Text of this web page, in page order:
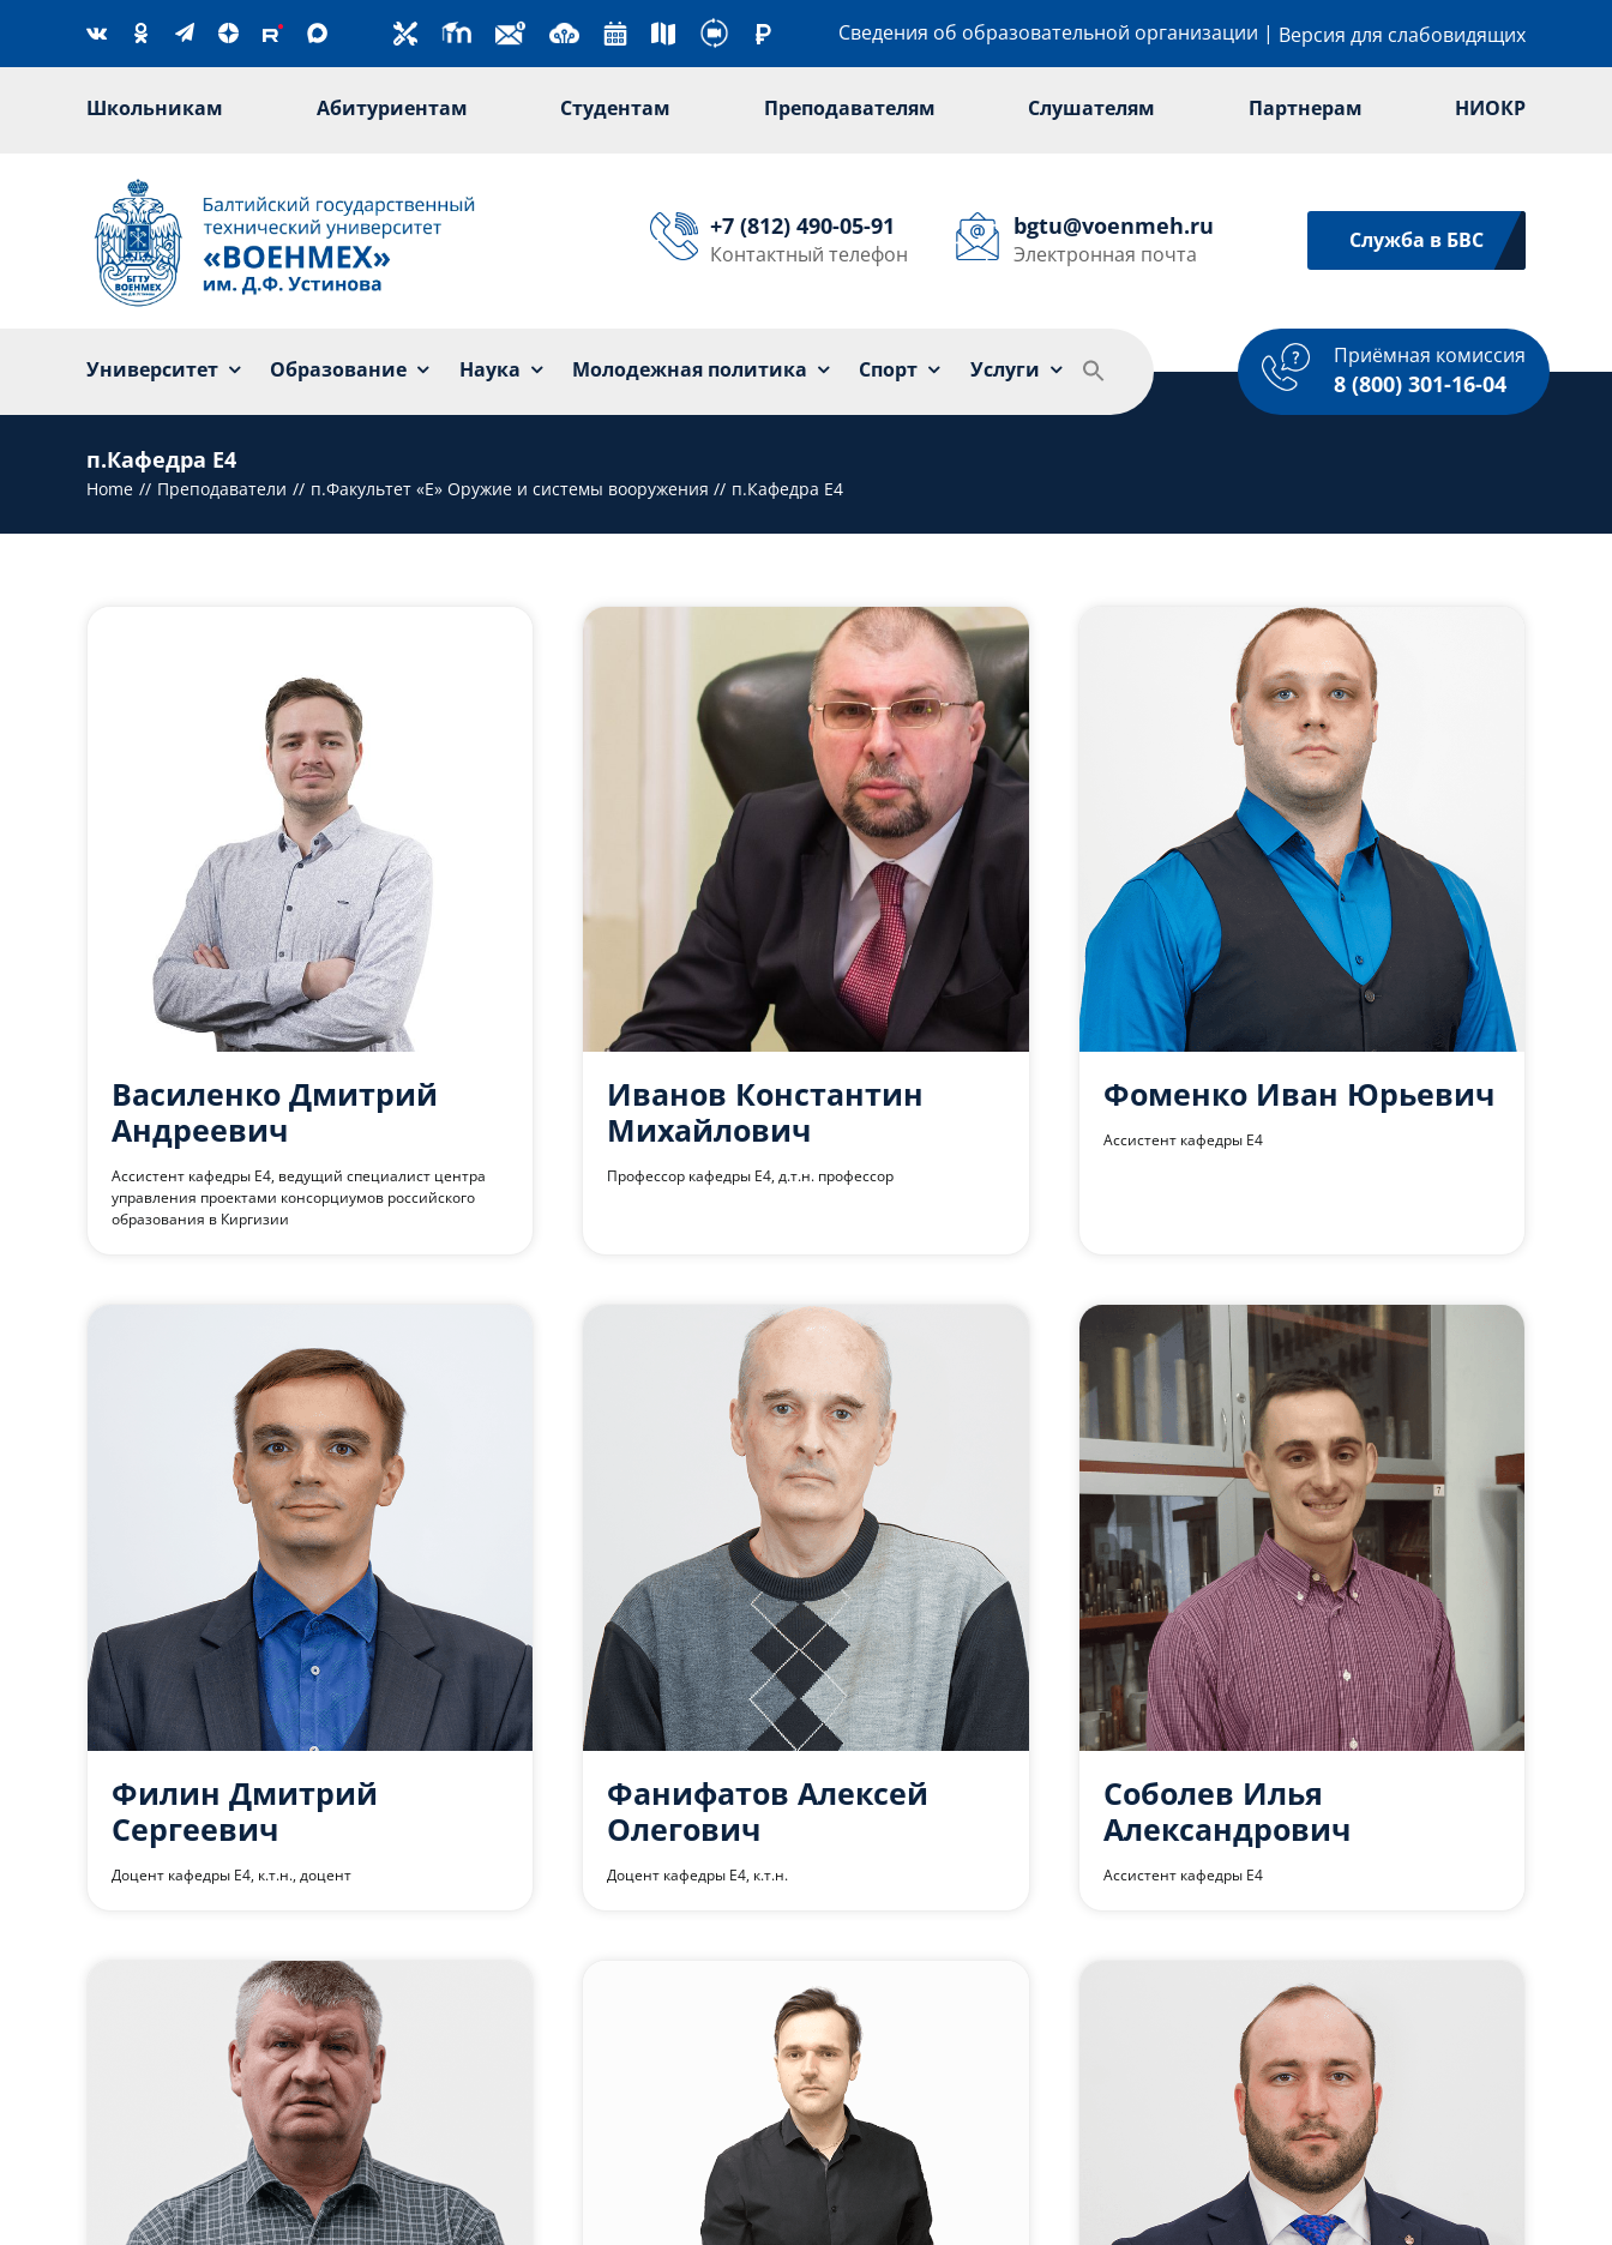
content
Сведения об образовательной организации | Версия для слабовидящих
Школьникам Абитуриентам Студентам Преподавателям Слушателям Партнерам НИОКР
+7 (812) 490-05-91
Контактный телефон
bgtu@voenmeh.ru
Электронная почта
Служба в БВС
Университет Образование Наука Молодежная политика Спорт Услуги
Приёмная комиссия
8 (800) 301-16-04
Университет Образование Наука Молодежная политика Спорт Услуги
п.Кафедра Е4
Home Преподаватели п.Факультет «Е» Оружие и системы вооружения п.Кафедра Е4
Василенко Дмитрий
Андреевич
Ассистент кафедры Е4, ведущий специалист центра
управления проектами консорциумов российского
образования в Киргизии
Иванов Константин
Михайлович
Профессор кафедры Е4, д.т.н. профессор
Фоменко Иван Юрьевич
Ассистент кафедры Е4
Филин Дмитрий
Сергеевич
Доцент кафедры Е4, к.т.н., доцент
Фанифатов Алексей
Олегович
Доцент кафедры Е4, к.т.н.
Соболев Илья
Александрович
Ассистент кафедры Е4